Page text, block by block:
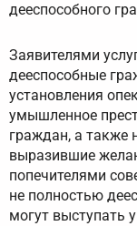
дееспособного
Заявителями
дееспособные
установления
умышленное
граждан, а также
выразившие
попечителями
не полностью
могут выступать